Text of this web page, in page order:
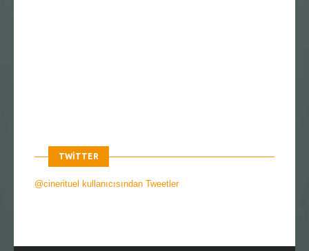
TWITTER
@cinerituel kullanıcısından Tweetler